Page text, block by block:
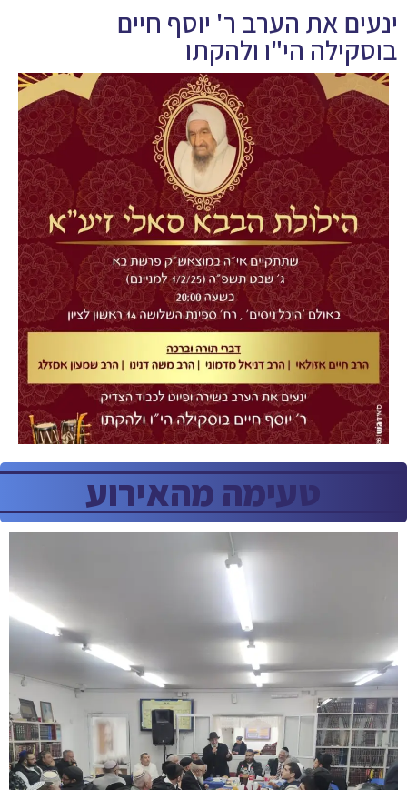
ינעים את הערב ר' יוסף חיים
בוסקילה הי"ו ולהקתו
טעימה מהאירוע